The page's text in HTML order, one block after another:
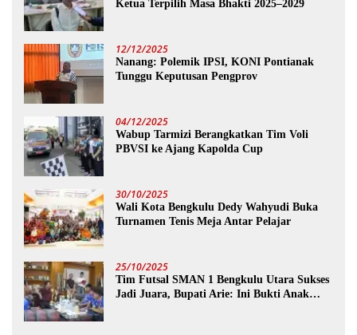
Ketua Terpilih Masa Bhakti 2025–2029
12/12/2025
Nanang: Polemik IPSI, KONI Pontianak
Tunggu Keputusan Pengprov
04/12/2025
Wabup Tarmizi Berangkatkan Tim Voli
PBVSI ke Ajang Kapolda Cup
30/10/2025
Wali Kota Bengkulu Dedy Wahyudi Buka
Turnamen Tenis Meja Antar Pelajar
25/10/2025
Tim Futsal SMAN 1 Bengkulu Utara Sukses
Jadi Juara, Bupati Arie: Ini Bukti Anak